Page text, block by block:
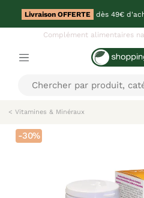
Livraison OFFERTE dès 49€
Complément alimentaires
< Vitamines & Minéraux
-30%